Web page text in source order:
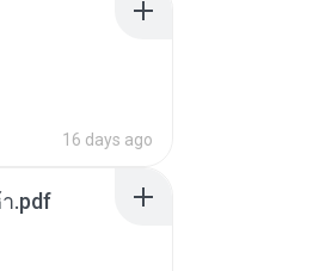
16 days ago
.pdf